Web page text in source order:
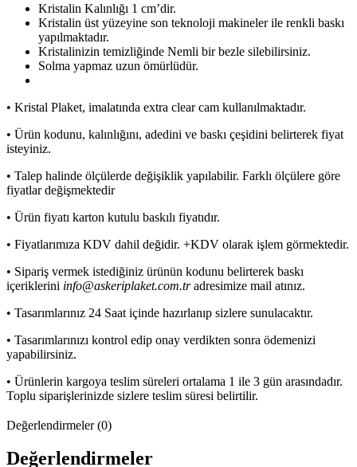
Kristalin Kalınlığı 1 cm’dir.
Kristalin üst yüzeyine son teknoloji makineler ile renkli baskı
yapılmaktadır.
Kristalinizin temizliğinde Nemli bir bezle silebilirsiniz.
Solma yapmaz uzun ömürlüdür.
• Kristal Plaket, imalatında extra clear cam kullanılmaktadır.
• Ürün kodunu, kalınlığını, adedini ve baskı çeşidini belirterek fiyat
isteyiniz.
• Talep halinde ölçülerde değişiklik yapılabilir. Farklı ölçülere göre
fiyatlar değişmektedir
• Ürün fiyatı karton kutulu baskılı fiyatıdır.
• Fiyatlarımıza KDV dahil değidir. +KDV olarak işlem görmektedir.
• Sipariş vermek istediğiniz ürünün kodunu belirterek baskı
içeriklerini info@askeriplaket.com.tradresimize mail atınız.
• Tasarımlarınız 24 Saat içinde hazırlanıp sizlere sunulacaktır.
• Tasarımlarınızı kontrol edip onay verdikten sonra ödemenizi
yapabilirsiniz.
• Ürünlerin kargoya teslim süreleri ortalama 1 ile 3 gün arasındadır.
Toplu siparişlerinizde sizlere teslim süresi belirtilir.
Değerlendirmeler (0)
Değerlendirmeler